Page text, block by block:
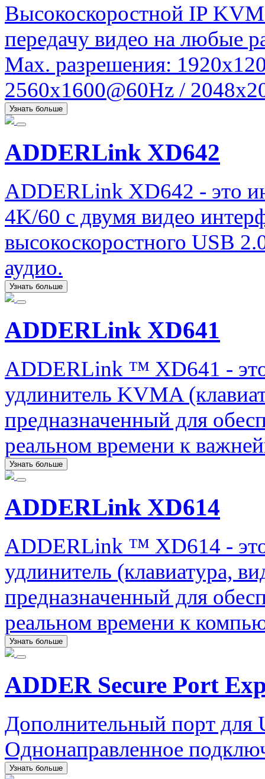
Высокоскоростной IP
передачу видео на любые
Max. разрешения:
2560x1600@60Hz /
Узнать больше
ADDERLink XD642
ADDERLink XD642 - это
4K/60 с двумя видео
высокоскоростного USB
аудио.
Узнать больше
ADDERLink XD641
ADDERLink ™ XD641 -
удлинитель KVMA
предназначенный для
реальном времени к
Узнать больше
ADDERLink XD614
ADDERLink ™ XD614 -
удлинитель (клавиатура,
предназначенный для
реальном времени к
Узнать больше
ADDER Secure Port
Дополнительный порт для
Однонаправленное
Узнать больше